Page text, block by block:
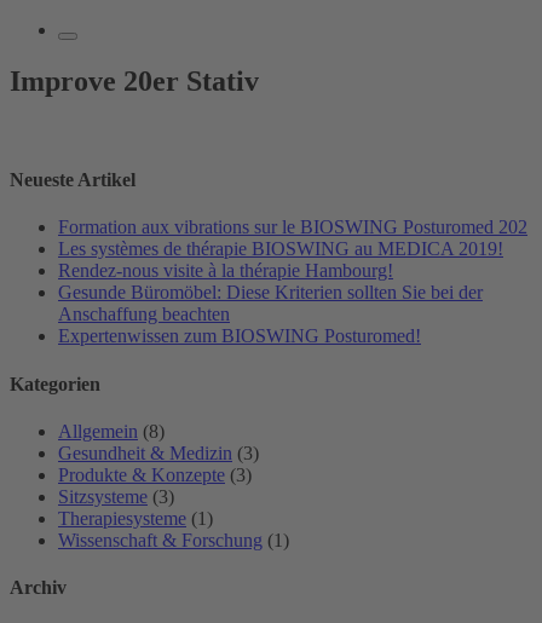
Improve 20er Stativ
Neueste Artikel
Formation aux vibrations sur le BIOSWING Posturomed 202
Les systèmes de thérapie BIOSWING au MEDICA 2019!
Rendez-nous visite à la thérapie Hambourg!
Gesunde Büromöbel: Diese Kriterien sollten Sie bei der
Anschaffung beachten
Expertenwissen zum BIOSWING Posturomed!
Kategorien
Allgemein (8)
Gesundheit & Medizin (3)
Produkte & Konzepte (3)
Sitzsysteme (3)
Therapiesysteme (1)
Wissenschaft & Forschung (1)
Archiv